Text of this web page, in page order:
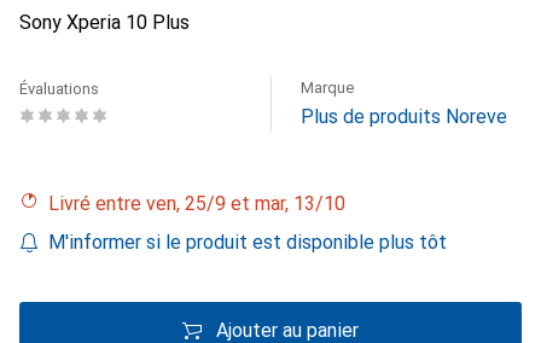
Sony Xperia 10 Plus
Évaluations Marque
Plus de produits Noreve
Livré entre ven, 25/9 et mar, 13/10
M'informer si le produit est disponible plus tôt
Ajouter au panier